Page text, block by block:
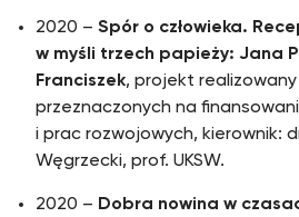
2020 – Spór o człowieka.
w myśli trzech papieży: Jana
Franciszek, projekt realizowany
przeznaczonych na
i prac rozwojowych, kierownik:
Węgrzecki, prof. UKSW.
2020 – Dobra nowina w